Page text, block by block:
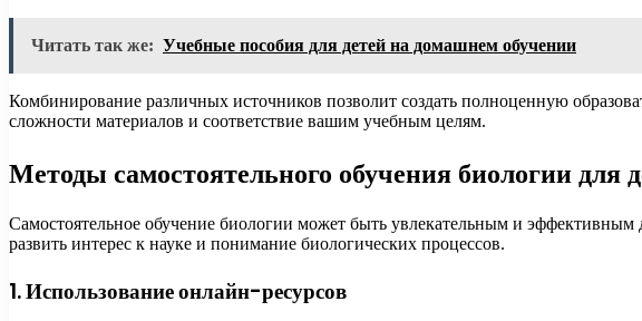
Читать так же: Учебные пособия для детей на домашнем обучении
Комбинирование различных источников позволит создать полноценную
сложности материалов и соответствие вашим учебным целям.
Методы самостоятельного обучения биологии для
Самостоятельное обучение биологии может быть увлекательным и
развить интерес к науке и понимание биологических процессов.
1. Использование онлайн-ресурсов